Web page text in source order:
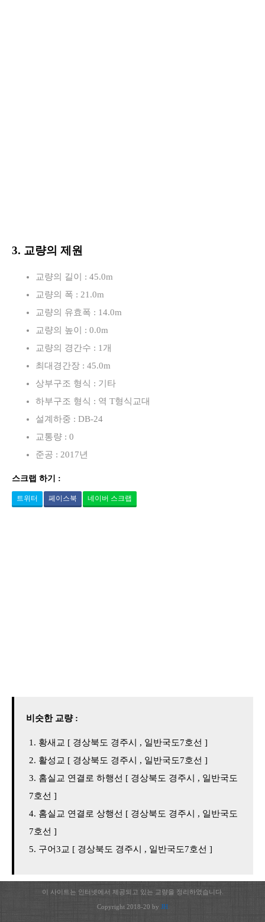
3. 교량의 제원
교량의 길이 : 45.0m
교량의 폭 : 21.0m
교량의 유효폭 : 14.0m
교량의 높이 : 0.0m
교량의 경간수 : 1개
최대경간장 : 45.0m
상부구조 형식 : 기타
하부구조 형식 : 역 T형식교대
설계하중 : DB-24
교통량 : 0
준공 : 2017년
스크랩 하기 :
트위터 페이스북 네이버 스크랩
비슷한 교량 :
황새교 [ 경상북도 경주시 , 일반국도7호선 ]
활성교 [ 경상북도 경주시 , 일반국도7호선 ]
홈실교 연결로 하행선 [ 경상북도 경주시 , 일반국도
7호선 ]
홈실교 연결로 상행선 [ 경상북도 경주시 , 일반국도
7호선 ]
구어3교 [ 경상북도 경주시 , 일반국도7호선 ]
이 사이트는 인터넷에서 제공되고 있는 교량을 정리하였습니다.
Copyright 2018-20 by JH